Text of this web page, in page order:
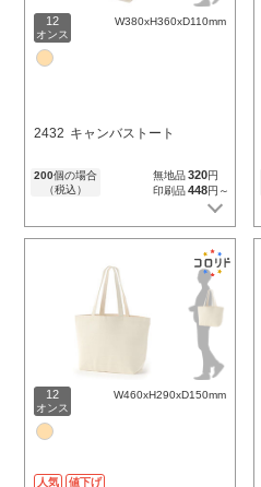
12
オンス
W380xH360xD110mm
2432 キャンバストート
200個の場合
（税込）
無地品320円
印刷品448円～
12
オンス
W460xH290xD150mm
人気 値下げ